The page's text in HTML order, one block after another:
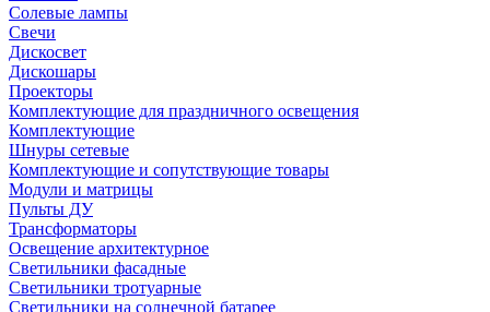
Солевые лампы
Свечи
Дискосвет
Дискошары
Проекторы
Комплектующие для праздничного освещения
Комплектующие
Шнуры сетевые
Комплектующие и сопутствующие товары
Модули и матрицы
Пульты ДУ
Трансформаторы
Освещение архитектурное
Светильники фасадные
Светильники тротуарные
Светильники на солнечной батарее